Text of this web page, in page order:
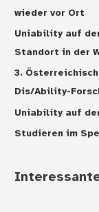
Illusion?
wieder vor Ort
Uniability auf
Standort in der
3.
Dis/Ability-
Uniability auf
Studieren im